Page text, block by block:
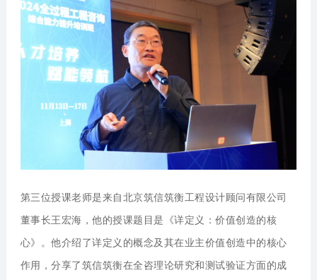
第三位授课老师是来自 北京筑信筑衡工程设计顾问有限公司
董事长王宏海 ，他的授课题目是《详定义：价值创造的核
心》。他介绍了详定义的概念及其在业主价值创造中的核心
作用，分享了筑信筑衡在全咨理论研究和测试验证方面的成